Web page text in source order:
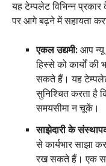
यह टेम्पलेट विभिन्न प्रकार
पर आगे बढ़ने में सहायता
एकल उद्यमी: आप न्यू
हिस्से को कार्यों की
सकते हैं। यह टेम्पलेट
सुनिश्चित करता है
समयसीमा न चूकें।
साझेदारी के
से कार्यभार साझा
रख सकते हैं। एक